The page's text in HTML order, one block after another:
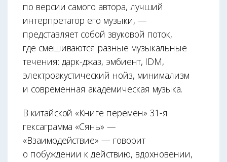
по версии самого автора, лучший
интерпретатор его музыки, —
представляет собой звуковой поток,
где смешиваются разные музыкальные
течения: дарк-джаз, эмбиент, IDM,
электроакустический нойз, минимализм
и современная академическая музыка.
В китайской «Книге перемен» 31-я
гексаграмма «Сянь» —
«Взаимодействие» — говорит
о побуждении к действию, вдохновении,